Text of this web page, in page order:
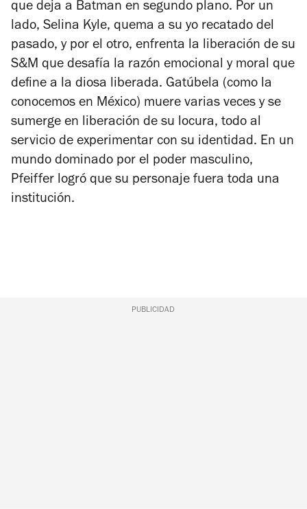
que deja a Batman en segundo plano. Por un
lado, Selina Kyle, quema a su yo recatado del
pasado, y por el otro, enfrenta la liberación de su
S&M que desafía la razón emocional y moral que
define a la diosa liberada. Gatúbela (como la
conocemos en México) muere varias veces y se
sumerge en liberación de su locura, todo al
servicio de experimentar con su identidad. En un
mundo dominado por el poder masculino,
Pfeiffer logró que su personaje fuera toda una
institución.
PUBLICIDAD